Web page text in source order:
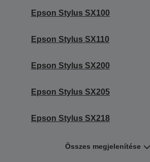
Epson Stylus SX100
Epson Stylus SX110
Epson Stylus SX200
Epson Stylus SX205
Epson Stylus SX218
Összes megjelenítése